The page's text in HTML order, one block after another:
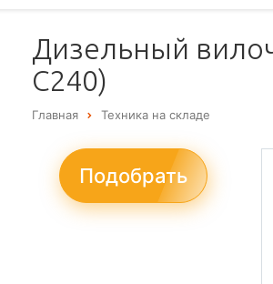
Дизельный
C240)
Главная Техника на складе
Подобрать